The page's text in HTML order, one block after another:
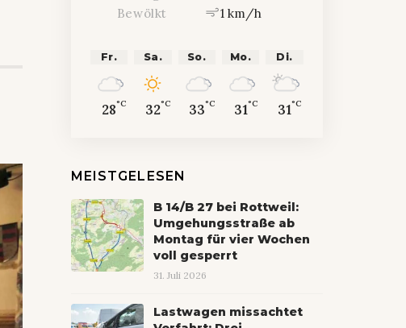
Bewölkt
1 km/h
Fr.
28°C
Sa.
32°C
So.
33°C
Mo.
31°C
Di.
31°C
MEISTGELESEN
B 14/B 27 bei Rottweil:
Umgehungsstraße ab
Montag für vier Wochen
voll gesperrt
31. Juli 2026
Lastwagen missachtet